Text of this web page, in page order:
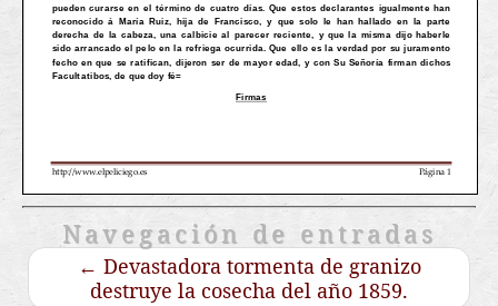
Navegación de entradas
← Devastadora tormenta de granizo
destruye la cosecha del año 1859.